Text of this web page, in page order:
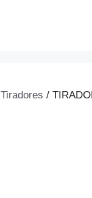
Tiradores /